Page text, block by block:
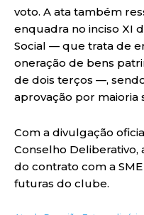
voto. A ata também
enquadra no inciso XI
Social — que trata de
oneração de bens
de dois terços —,
aprovação por maioria
Com a divulgação
Conselho
do contrato com a
futuras do clube.